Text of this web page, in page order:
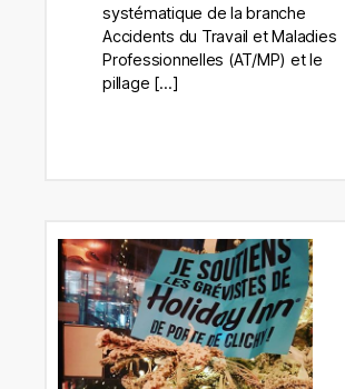
systématique de la branche
Accidents du Travail et Maladies
Professionnelles (AT/MP) et le
pillage […]